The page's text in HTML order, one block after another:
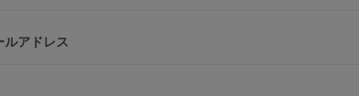
ルアドレス